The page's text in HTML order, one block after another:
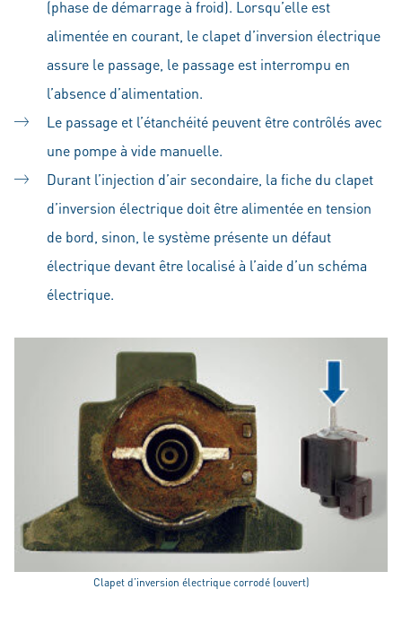
(phase de démarrage à froid). Lorsqu’elle est
alimentée en courant, le clapet d’inversion électrique
assure le passage, le passage est interrompu en
l’absence d’alimentation.
Le passage et l’étanchéité peuvent être contrôlés avec
une pompe à vide manuelle.
Durant l’injection d’air secondaire, la fiche du clapet
d’inversion électrique doit être alimentée en tension
de bord, sinon, le système présente un défaut
électrique devant être localisé à l’aide d’un schéma
électrique.
Clapet d’inversion électrique corrodé (ouvert)